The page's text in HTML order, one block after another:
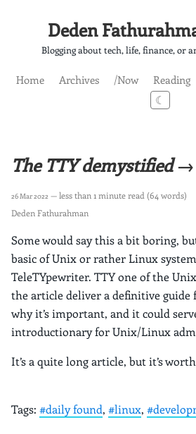
Deden
Blogging about tech, life, finance, or
Home Archives /Now Reading
☾
The TTY demystified →
26 Mar 2022 — less than 1 minute read (64 words)
Deden Fathurahman
Some would say this a bit boring,
basic of Unix or rather Linux
TeleTYpewriter. TTY one of the
the article deliver a definitive guide
why it’s important, and it could
introductionary for Unix/Linux
It’s a quite long article, but it’s
Tags: #daily found, #linux,